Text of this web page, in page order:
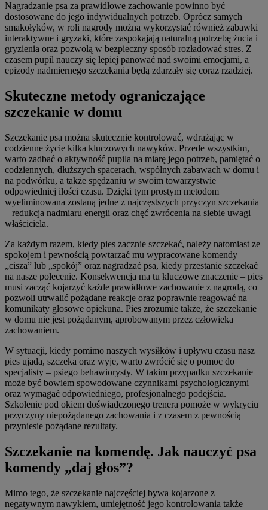
Nagradzanie psa za prawidłowe zachowanie powinno być
dostosowane do jego indywidualnych potrzeb. Oprócz samych
smakołyków, w roli nagrody można wykorzystać również zabawki
interaktywne i gryzaki, które zaspokajają naturalną potrzebę żucia i
gryzienia oraz pozwolą w bezpieczny sposób rozładować stres. Z
czasem pupil nauczy się lepiej panować nad swoimi emocjami, a
epizody nadmiernego szczekania będą zdarzały się coraz rzadziej.
Skuteczne metody ograniczające
szczekanie w domu
Szczekanie psa można skutecznie kontrolować, wdrażając w
codzienne życie kilka kluczowych nawyków. Przede wszystkim,
warto zadbać o aktywność pupila na miarę jego potrzeb, pamiętać o
codziennych, dłuższych spacerach, wspólnych zabawach w domu i
na podwórku, a także spędzaniu w swoim towarzystwie
odpowiedniej ilości czasu. Dzięki tym prostym metodom
wyeliminowana zostaną jedne z najczęstszych przyczyn szczekania
– redukcja nadmiaru energii oraz chęć zwrócenia na siebie uwagi
właściciela.
Za każdym razem, kiedy pies zacznie szczekać, należy natomiast ze
spokojem i pewnością powtarzać mu wypracowane komendy
„cisza” lub „spokój” oraz nagradzać psa, kiedy przestanie szczekać
na nasze polecenie. Konsekwencja ma tu kluczowe znaczenie – pies
musi zacząć kojarzyć każde prawidłowe zachowanie z nagrodą, co
pozwoli utrwalić pożądane reakcje oraz poprawnie reagować na
komunikaty głosowe opiekuna. Pies zrozumie także, że szczekanie
w domu nie jest pożądanym, aprobowanym przez człowieka
zachowaniem.
W sytuacji, kiedy pomimo naszych wysiłków i upływu czasu nasz
pies ujada, szczeka oraz wyje, warto zwrócić się o pomoc do
specjalisty – psiego behawiorysty. W takim przypadku szczekanie
może być bowiem spowodowane czynnikami psychologicznymi
oraz wymagać odpowiedniego, profesjonalnego podejścia.
Szkolenie pod okiem doświadczonego trenera pomoże w wykryciu
przyczyny niepożądanego zachowania i z czasem z pewnością
przyniesie pożądane rezultaty.
Szczekanie na komendę. Jak nauczyć psa
komendy „daj głos”?
Mimo tego, że szczekanie najczęściej bywa kojarzone z
negatywnym nawykiem, umiejętność jego kontrolowania także